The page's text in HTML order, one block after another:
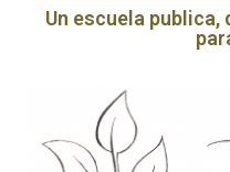
Un escuela publica,